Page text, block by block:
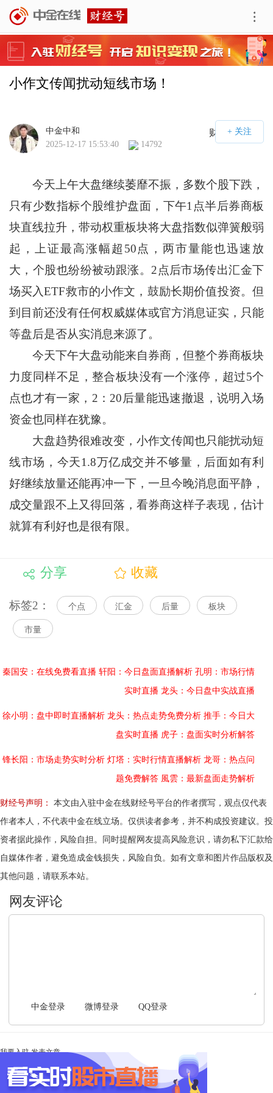
小作文传闻扰动短线市场！
财经号APP
中金中和
2025-12-17 15:53:40
14792
今天上午大盘继续萎靡不振，多数个股下跌，
只有少数指标个股维护盘面，下午1点半后券商板
块直线拉升，带动权重板块将大盘指数似弹簧般弱
起，上证最高涨幅超50点，两市量能也迅速放
大，个股也纷纷被动跟涨。2点后市场传出汇金下
场买入ETF救市的小作文，鼓励长期价值投资。但
到目前还没有任何权威媒体或官方消息证实，只能
等盘后是否从实消息来源了。
今天下午大盘动能来自券商，但整个券商板块
力度同样不足，整合板块没有一个涨停，超过5个
点也才有一家，2：20后量能迅速撤退，说明入场
资金也同样在犹豫。
大盘趋势很难改变，小作文传闻也只能扰动短
线市场，今天1.8万亿成交并不够量，后面如有利
好继续放量还能再冲一下，一旦今晚消息面平静，
成交量跟不上又得回落，看券商这样子表现，估计
就算有利好也是很有限。
分享 收藏
标签2： 个点 汇金 后量 板块
市量
秦国安：在线免费看直播 轩阳：今日盘面直播解析 孔明：市场行情
实时直播 龙头：今日盘中实战直播
徐小明：盘中即时直播解析 龙头：热点走势免费分析 推手：今日大
盘实时直播 虎子：盘面实时分析解答
锋长阳：市场走势实时分析 灯塔：实时行情直播解析 龙哥：热点问
题免费解答 風雲：最新盘面走势解析
财经号声明：
本文由入驻中金在线财经号平台的作者撰写，观点仅代表
作者本人，不代表中金在线立场。仅供读者参考，并不构成投资建议。投
资者据此操作，风险自担。同时提醒网友提高风险意识，请勿私下汇款给
自媒体作者，避免造成金钱损失，风险自负。如有文章和图片作品版权及
其他问题，请联系本站。
中金登录 微博登录 QQ登录
我要入驻 发表文章
Ta未开启直播